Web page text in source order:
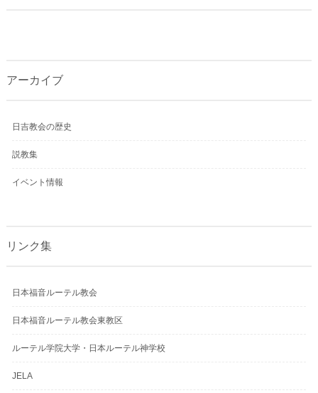
アーカイブ
日吉教会の歴史
説教集
イベント情報
リンク集
日本福音ルーテル教会
日本福音ルーテル教会東教区
ルーテル学院大学・日本ルーテル神学校
JELA